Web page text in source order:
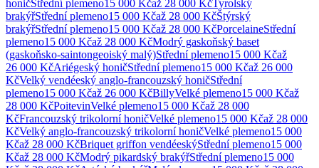
honičStředníplemeno15 000 Kčaž 28 000 KčTyrolský
brakýřStředníplemeno15 000 Kčaž 28 000 KčŠtýrský
brakýřStředníplemeno15 000 Kčaž 28 000 KčPorcelaineStřední
plemeno15 000 Kčaž 28 000 KčModrý gaskoňský baset
(gaskoňsko-saintongeoiský malý)Středníplemeno15 000 Kčaž
26 000 KčAriégeský honičStředníplemeno15 000 Kčaž 26 000
KčVelký vendéeský anglo-francouzský honičStřední
plemeno15 000 Kčaž 26 000 KčBillyVelké plemeno15 000 Kčaž
28 000 KčPoitevinVelké plemeno15 000 Kčaž 28 000
KčFrancouzský trikolorní honičVelké plemeno15 000 Kčaž 28 000
KčVelký anglo-francouzský trikolorní honičVelké plemeno15 000
Kčaž 28 000 KčBriquet griffon vendéeskýStředníplemeno15 000
Kčaž 28 000 KčModrý pikardský brakýřStředníplemeno15 000